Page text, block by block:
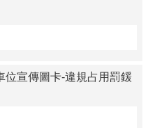
位宣傳圖卡-違規占用罰鍰